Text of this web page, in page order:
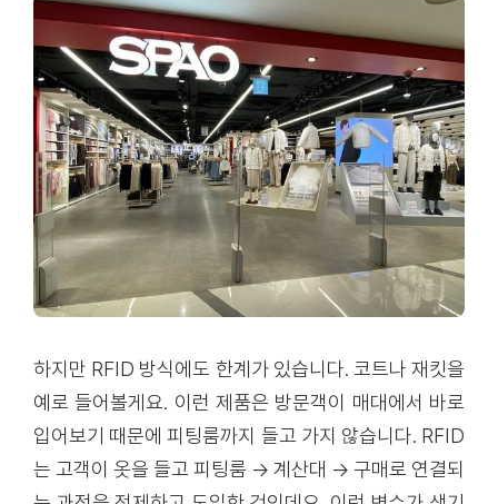
하지만 RFID 방식에도 한계가 있습니다. 코트나 재킷을
예로 들어볼게요. 이런 제품은 방문객이 매대에서 바로
입어보기 때문에 피팅룸까지 들고 가지 않습니다. RFID
는 고객이 옷을 들고 피팅룸 → 계산대 → 구매로 연결되